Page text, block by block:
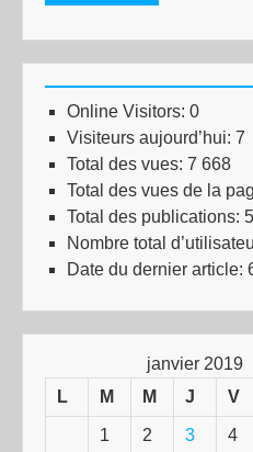
Online Visitors: 0
Visiteurs aujourd’hui: 7
Total des vues: 7 668
Total des vues de la
Total des publications:
Nombre total
Date du dernier article:
janvier 2019
L
M M J V
1 2 3 4